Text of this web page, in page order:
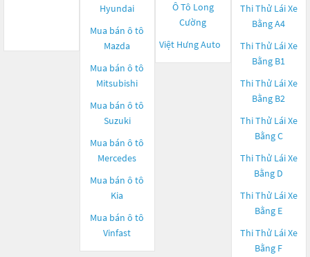
Hyundai
Mua bán ô tô
Mazda
Mua bán ô tô
Mitsubishi
Mua bán ô tô
Suzuki
Mua bán ô tô
Mercedes
Mua bán ô tô
Kia
Mua bán ô tô
Vinfast
Ô Tô Long
Cường
Việt Hưng Auto
Thi Thử Lái Xe
Bằng A4
Thi Thử Lái Xe
Bằng B1
Thi Thử Lái Xe
Bằng B2
Thi Thử Lái Xe
Bằng C
Thi Thử Lái Xe
Bằng D
Thi Thử Lái Xe
Bằng E
Thi Thử Lái Xe
Bằng F